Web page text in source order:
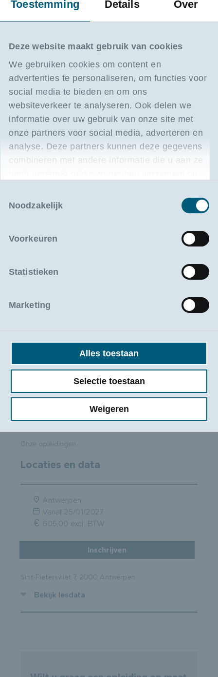
Toestemming Details Over
Deze website maakt gebruik van cookies
We gebruiken cookies om content en
advertenties te personaliseren, om functies voor
social media te bieden en om ons
websiteverkeer te analyseren. Ook delen we
informatie over uw gebruik van onze site met
onze partners voor social media, adverteren en
analyse. Deze partners kunnen deze gegevens
combineren met andere informatie die u aan ze
Noodzakelijk
Voorkeuren
Statistieken
Marketing
Alles toestaan
Selectie toestaan
Weigeren
opslag van goederen.
douanevervoer (transit).
Douanevereenvoudigingen: hoe u sneller en
efficiënter declareert.
Het correcte gebruik en beheer van
locatiecodes gekoppeld aan uw lopende
vergunningen.
Deel 2: Wettelijke voorwaarden en
samenvatting. van de criteria binnen het
De impact en voordelen van de Geautoriseerde
Deel 3: Financiële aspecten en borgstellingen
activiteiten.
douane‘ en de impact op uw bedrijfskapitaal.
Onze opleidingen
Locaties en data
Antwerpen
Vanaf 25/01/2027
605,00 excl. BTW
Inschrijven
Sint-Pietersvliet 7, 2000 Antwerpen
Bekijk lesdata